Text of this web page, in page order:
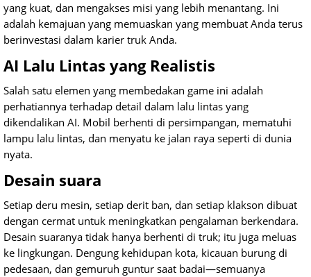
yang kuat, dan mengakses misi yang lebih menantang. Ini
adalah kemajuan yang memuaskan yang membuat Anda terus
berinvestasi dalam karier truk Anda.
AI Lalu Lintas yang Realistis
Salah satu elemen yang membedakan game ini adalah
perhatiannya terhadap detail dalam lalu lintas yang
dikendalikan AI. Mobil berhenti di persimpangan, mematuhi
lampu lalu lintas, dan menyatu ke jalan raya seperti di dunia
nyata.
Desain suara
Setiap deru mesin, setiap derit ban, dan setiap klakson dibuat
dengan cermat untuk meningkatkan pengalaman berkendara.
Desain suaranya tidak hanya berhenti di truk; itu juga meluas
ke lingkungan. Dengung kehidupan kota, kicauan burung di
pedesaan, dan gemuruh guntur saat badai—semuanya